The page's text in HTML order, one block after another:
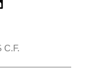
C.F.